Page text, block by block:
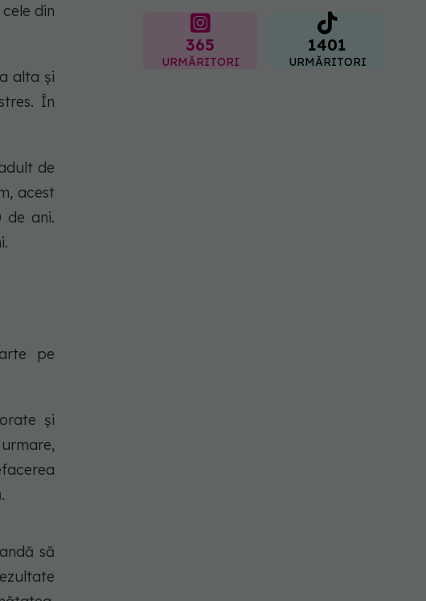
din
alta și
În
de
acest
de ani.
pe
și
să
365
URMĂRITORI
1401
URMĂRITORI